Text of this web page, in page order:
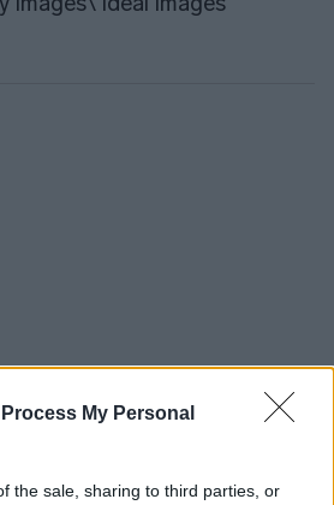
My Personal
the sale, sharing to third parties, or